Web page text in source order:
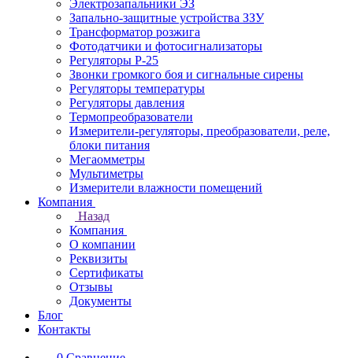
Электрозапальники ЭЗ
Запально-защитные устройства ЗЗУ
Трансформатор розжига
Фотодатчики и фотосигнализаторы
Регуляторы Р-25
Звонки громкого боя и сигнальные сирены
Регуляторы температуры
Регуляторы давления
Термопреобразователи
Измерители-регуляторы, преобразователи, реле,
блоки питания
Мегаомметры
Мультиметры
Измерители влажности помещений
Компания
Назад
Компания
О компании
Реквизиты
Сертификаты
Отзывы
Документы
Блог
Контакты